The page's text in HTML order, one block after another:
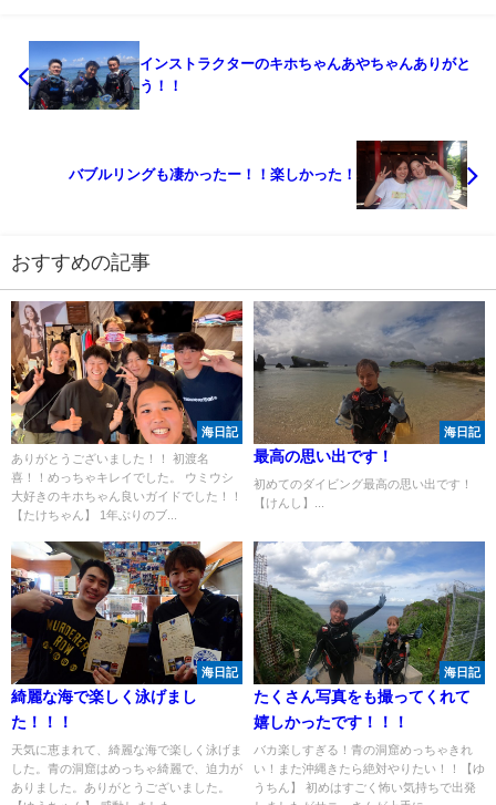
インストラクターのキホちゃんあやちゃんありがと
う！！
バブルリングも凄かったー！！楽しかった！
おすすめの記事
海日記
ありがとうございました！！ 初渡名
喜！！めっちゃキレイでした。 ウミウシ
大好きのキホちゃん良いガイドでした！！
【たけちゃん】 1年ぶりのブ...
海日記
最高の思い出です！
初めてのダイビング最高の思い出です！
【けんし】...
海日記
綺麗な海で楽しく泳げまし
た！！！
天気に恵まれて、綺麗な海で楽しく泳げま
した。青の洞窟はめっちゃ綺麗で、迫力が
ありました。ありがとうございました。
海日記
たくさん写真をも撮ってくれて
嬉しかったです！！！
バカ楽しすぎる！青の洞窟めっちゃきれ
い！また沖縄きたら絶対やりたい！！【ゆ
うちん】 初めはすごく怖い気持ちで出発